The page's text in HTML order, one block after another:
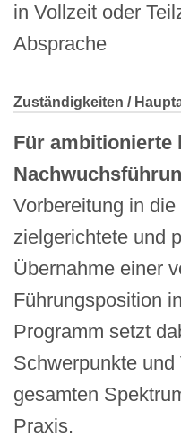
in Vollzeit oder
Absprache
Zuständigkeiten /
Für ambitionierte
Vorbereitung in
zielgerichtete und
Übernahme einer
Führungsposition
Programm setzt
Schwerpunkte
gesamten
Praxis.